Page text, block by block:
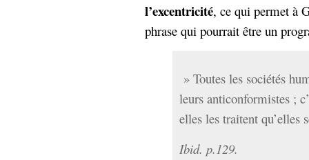
l’excentricité, ce qui permet à
phrase qui pourrait être un
» Toutes les sociétés
leurs anticonformistes ;
elles les traitent qu’elles
Ibid. p.129.